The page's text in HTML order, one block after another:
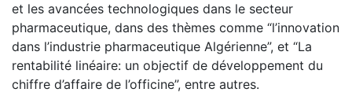
et les avancées technologiques dans le secteur
pharmaceutique, dans des thèmes comme “l’innovation
dans l’industrie pharmaceutique Algérienne”, et “La
rentabilité linéaire: un objectif de développement du
chiffre d’affaire de l’officine”, entre autres.